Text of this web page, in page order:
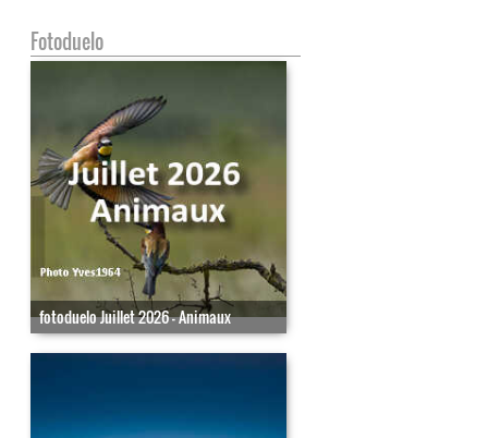
Fotoduelo
fotoduelo Juillet 2026 - Animaux